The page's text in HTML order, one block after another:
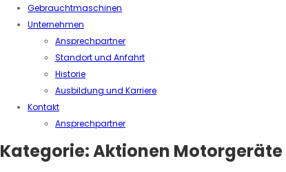
Gebrauchtmaschinen
Unternehmen
Ansprechpartner
Standort und Anfahrt
Historie
Ausbildung und Karriere
Kontakt
Ansprechpartner
Kategorie:Aktionen Motorgeräte